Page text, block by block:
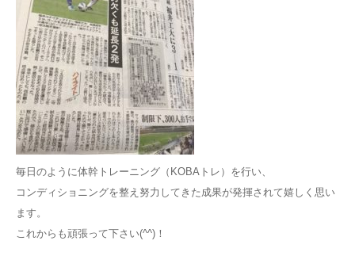
毎日のように体幹トレーニング（KOBAトレ）を行い、
コンディショニングを整え努力してきた成果が発揮されて嬉しく思い
ます。
これからも頑張って下さい(^^)！